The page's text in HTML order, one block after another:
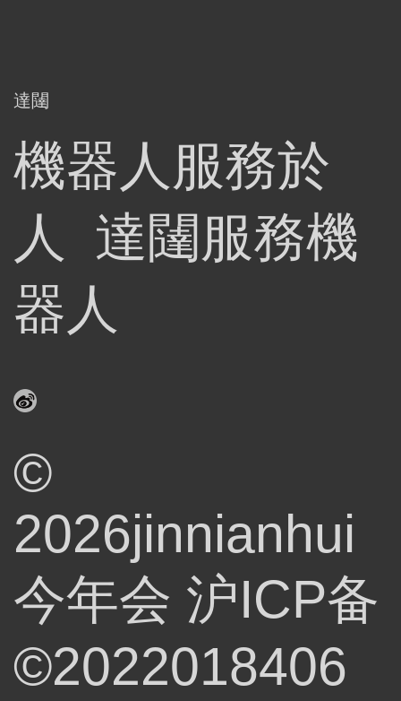
達闥
機器人服務於
人 達闥服務機
器人
©
2026jinnianhui
今年会 沪ICP备
©2022018406